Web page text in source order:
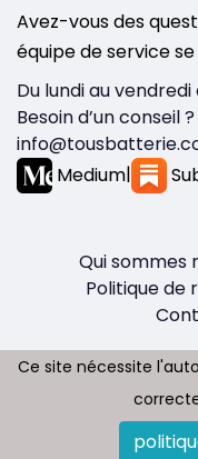
Avez-vous des
équipe de service
Du lundi au vendredi
Besoin d’un conseil
Medium|
Qui sommes
Politique de
Copyright ©
Ce site nécessite
Ce site nécessite